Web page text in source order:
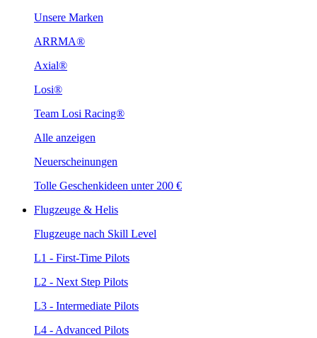
Unsere Marken
ARRMA®
Axial®
Losi®
Team Losi Racing®
Alle anzeigen
Neuerscheinungen
Tolle Geschenkideen unter 200 €
Flugzeuge & Helis
Flugzeuge nach Skill Level
L1 - First-Time Pilots
L2 - Next Step Pilots
L3 - Intermediate Pilots
L4 - Advanced Pilots